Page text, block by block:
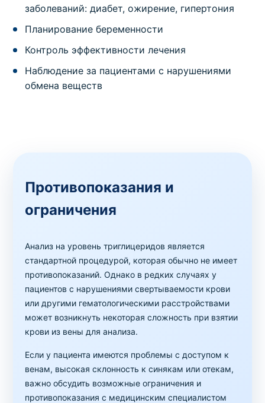
заболеваний: диабет, ожирение, гипертония
Планирование беременности
Контроль эффективности лечения
Наблюдение за пациентами с нарушениями
обмена веществ
Противопоказания и
ограничения
Анализ на уровень триглицеридов является
стандартной процедурой, которая обычно не имеет
противопоказаний. Однако в редких случаях у
пациентов с нарушениями свертываемости крови
или другими гематологическими расстройствами
может возникнуть некоторая сложность при взятии
крови из вены для анализа.
Если у пациента имеются проблемы с доступом к
венам, высокая склонность к синякам или отекам,
важно обсудить возможные ограничения и
противопоказания с медицинским специалистом